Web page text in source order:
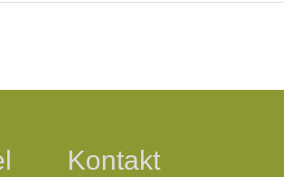
Kontakt